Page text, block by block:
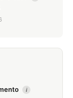
i